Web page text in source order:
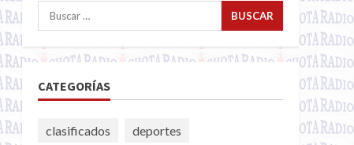
Buscar:
CATEGORÍAS
clasificados
deportes